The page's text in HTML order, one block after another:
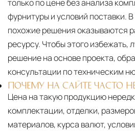
только по цене без анализа
фурнитуры и условий поставки.
похожие решения оказываются
ресурсу. Чтобы этого избежать,
решение на основе проекта,
консультации по техническим
ПОЧЕМУ НА САЙТЕ ЧАСТО
Цена на такую продукцию
комплектации, отделки,
материалов, курса валют,